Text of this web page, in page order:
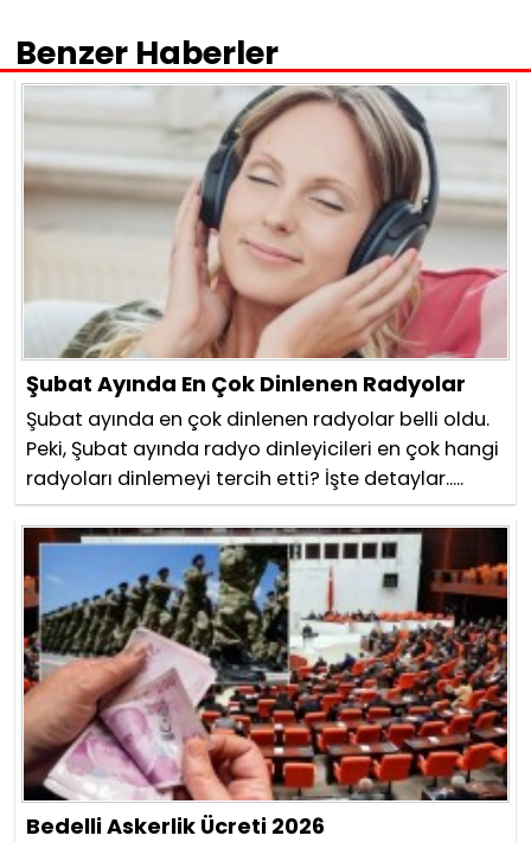
Benzer Haberler
Şubat Ayında En Çok Dinlenen Radyolar
Şubat ayında en çok dinlenen radyolar belli oldu.
Peki, Şubat ayında radyo dinleyicileri en çok hangi
radyoları dinlemeyi tercih etti? İşte detaylar.....
Bedelli Askerlik Ücreti 2026